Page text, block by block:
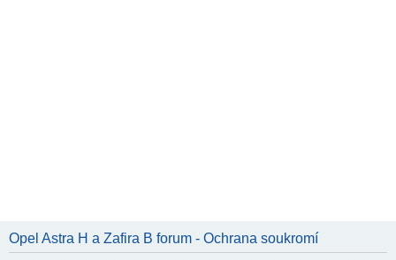
Opel Astra H a Zafira B forum - Ochrana soukromí